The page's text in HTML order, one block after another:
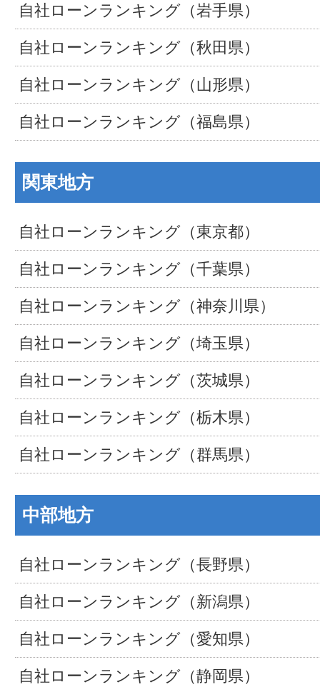
自社ローンランキング（岩手県）
自社ローンランキング（秋田県）
自社ローンランキング（山形県）
自社ローンランキング（福島県）
関東地方
自社ローンランキング（東京都）
自社ローンランキング（千葉県）
自社ローンランキング（神奈川県）
自社ローンランキング（埼玉県）
自社ローンランキング（茨城県）
自社ローンランキング（栃木県）
自社ローンランキング（群馬県）
中部地方
自社ローンランキング（長野県）
自社ローンランキング（新潟県）
自社ローンランキング（愛知県）
自社ローンランキング（静岡県）